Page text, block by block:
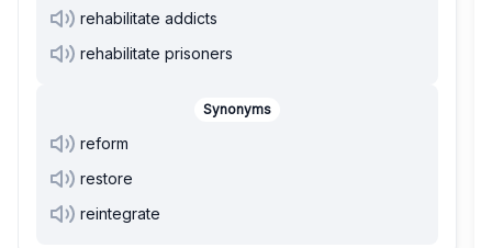
rehabilitate addicts
rehabilitate prisoners
Synonyms
reform
restore
reintegrate